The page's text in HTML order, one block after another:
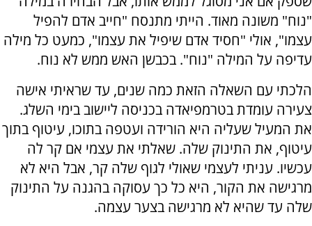
"נוח" משונה מאוד. הייתי מתנסח "חייב אדם להפיל
עצמו", אולי "חסיד אדם שיפיל את עצמו", כמעט כל מילה
עדיפה על המילה "נוח". בכבשן האש ממש לא נוח.
הלכתי עם השאלה הזאת כמה שנים, עד שראיתי אישה
צעירה עומדת בטרמפיאדה בכניסה ליישוב בימי השלג.
את המעיל שעליה היא הורידה ועטפה בתוכו, עיטוף בתוך
עיטוף, את התינוק שלה. שאלתי את עצמי אם קר לה
עכשיו. עניתי לעצמי שאולי לגוף שלה קר, אבל היא לא
מרגישה את הקור, היא כל כך עסוקה בהגנה על התינוק
שלה עד שהיא לא מרגישה בצער עצמה.